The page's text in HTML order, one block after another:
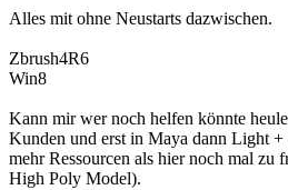
Alles mit ohne Neustarts dazwischen.
Zbrush4R6
Win8
Kann mir wer noch helfen könnte
Kunden und erst in Maya dann Light +
mehr Ressourcen als hier noch mal zu
High Poly Model).